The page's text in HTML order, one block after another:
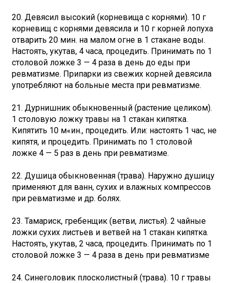
20. Девясил высокий (корневища с корнями). 10 г
корневищ с корнями девясила и 10 г корней лопуха
отварить 20 мин. на малом огне в 1 стакане воды.
Настоять, укутав, 4 часа, процедить. Принимать по 1
столовой ложке 3 — 4 раза в день до еды при
ревматизме. Припарки из свежих корней девясила
употребляют на больные места при ревматизме.
21. Дурнишник обыкновенный (растение целиком).
1 столовую ложку травы на 1 стакан кипятка.
Кипятить 10 м«ин., процедить. Или: настоять 1 час, не
кипятя, и процедить. Принимать по 1 столовой
ложке 4 — 5 раз в день при ревматизме.
22. Душица обыкновенная (трава). Наружно душицу
применяют для ванн, сухих и влажных компрессов
при ревматизме и др. болях.
23. Тамариск, гребенщик (ветви, листья). 2 чайные
ложки сухих листьев и ветвей на 1 стакан кипятка.
Настоять, укутав, 2 часа, процедить. Принимать по 1
столовой ложке 3 — 4 раза в день при ревматизме
24. Синеголовик плосколистный (трава). 10 г травы